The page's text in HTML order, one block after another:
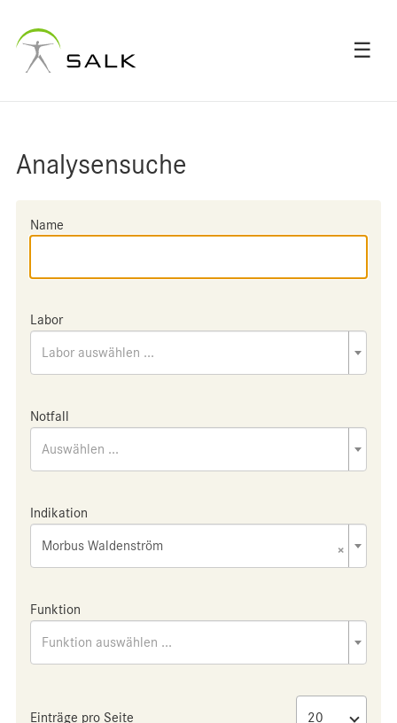
☰
Analysensuche
Name
Labor
Labor auswählen ...
Notfall
Auswählen ...
Indikation
×
Morbus Waldenström
Funktion
Funktion auswählen ...
Einträge pro Seite